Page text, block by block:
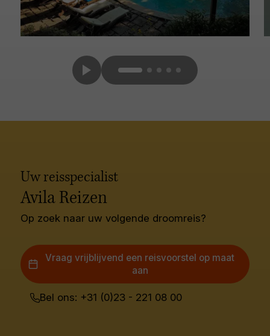
Uw reisspecialist
Avila Reizen
Op zoek naar uw volgende droomreis?
Vraag vrijblijvend een reisvoorstel op maat
aan
Bel ons: +31 (0)23 - 221 08 00